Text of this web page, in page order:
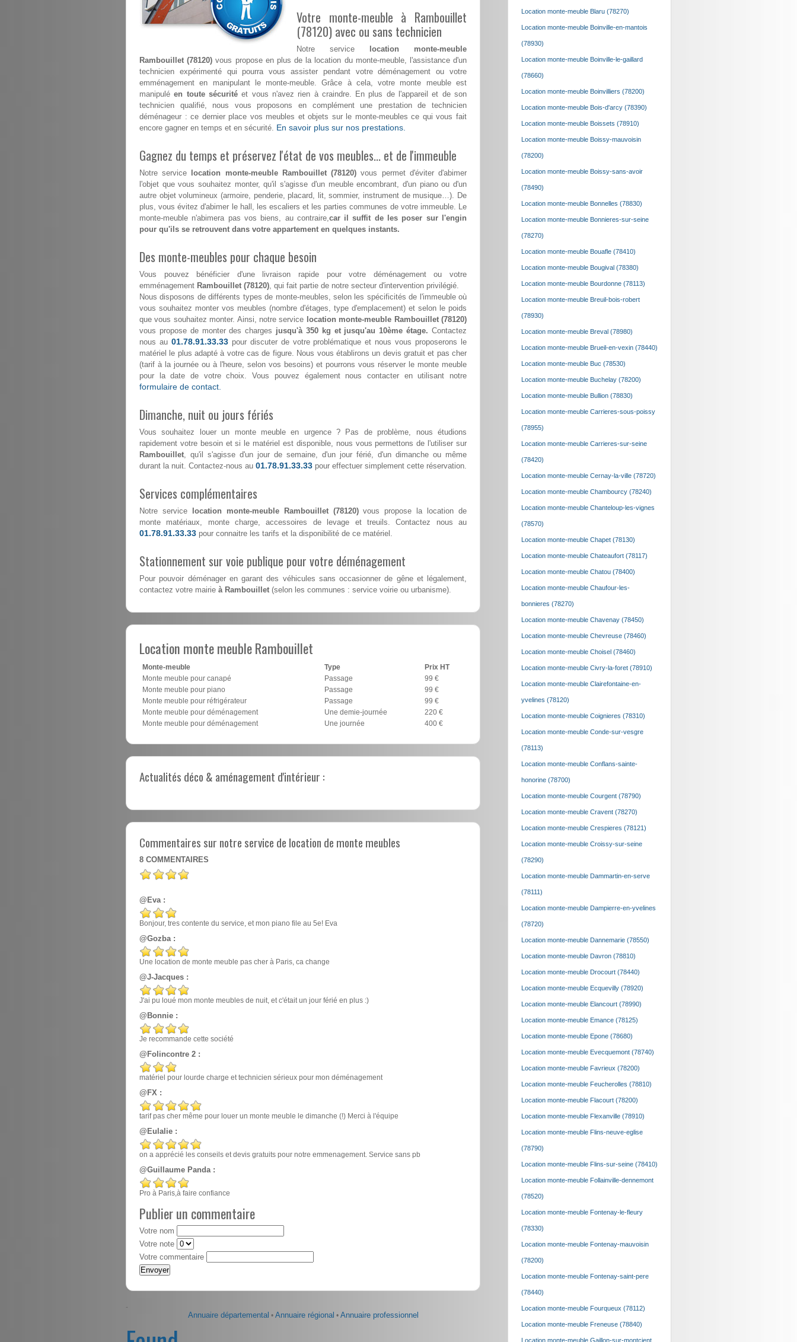
Votre monte-meuble à Rambouillet
(78120) avec ou sans technicien
Notre service
location monte-meuble
Rambouillet (78120) vous propose en plus de la location du monte-meuble, l'assistance d'un
technicien expérimenté qui pourra vous assister pendant votre déménagement ou votre
emménagement en manipulant le monte-meuble. Grâce à cela, votre monte meuble est
manipuléen toute sécuritéet vous n'avez rien à craindre. En plus de l'appareil et de son
technicien qualifié, nous vous proposons en complément une prestation de technicien
déménageur : ce dernier place vos meubles et objets sur le monte-meubles ce qui vous fait
encore gagner en temps et en sécurité. En savoir plus sur nos prestations.
Gagnez du temps et préservez l'état de vos meubles... et de l'immeuble
Notre service location monte-meuble Rambouillet (78120) vous permet d'éviter d'abimer
l'objet que vous souhaitez monter, qu'il s'agisse d'un meuble encombrant, d'un piano ou d'un
autre objet volumineux (armoire, penderie, placard, lit, sommier, instrument de musique…). De
plus, vous évitez d'abimer le hall, les escaliers et les parties communes de votre immeuble. Le
monte-meuble n'abimera pas vos biens, au contraire,car il suffit de les poser sur l'engin
pour qu'ils se retrouvent dans votre appartement en quelques instants.
Des monte-meubles pour chaque besoin
Vous pouvez bénéficier d'une livraison rapide pour votre déménagement ou votre
emménagement Rambouillet (78120), qui fait partie de notre secteur d'intervention privilégié.
Nous disposons de différents types de monte-meubles, selon les spécificités de l'immeuble où
vous souhaitez monter vos meubles (nombre d'étages, type d'emplacement) et selon le poids
que vous souhaitez monter. Ainsi, notre service location monte-meuble Rambouillet (78120)
vous propose de monter des charges jusqu'à 350 kg et jusqu'au 10ème étage. Contactez
nous au 01.78.91.33.33pour discuter de votre problématique et nous vous proposerons le
matériel le plus adapté à votre cas de figure. Nous vous établirons un devis gratuit et pas cher
(tarif à la journée ou à l'heure, selon vos besoins) et pourrons vous réserver le monte meuble
pour la date de votre choix. Vous pouvez également nous contacter en utilisant notre
formulaire de contact.
Dimanche, nuit ou jours fériés
Vous souhaitez louer un monte meuble en urgence ? Pas de problème, nous étudions
rapidement votre besoin et si le matériel est disponible, nous vous permettons de l'utiliser sur
Rambouillet, qu'il s'agisse d'un jour de semaine, d'un jour férié, d'un dimanche ou même
durant la nuit. Contactez-nous au 01.78.91.33.33 pour effectuer simplement cette réservation.
Services complémentaires
Notre service location monte-meuble Rambouillet (78120)vous propose la location de
monte matériaux, monte charge, accessoires de levage et treuils. Contactez nous au
01.78.91.33.33 pour connaitre les tarifs et la disponibilité de ce matériel.
Stationnement sur voie publique pour votre déménagement
Pour pouvoir déménager en garant des véhicules sans occasionner de gêne et légalement,
contactez votre mairie à Rambouillet (selon les communes : service voirie ou urbanisme).
Location monte meuble Rambouillet
Monte-meuble Type
Prix HT
Monte meuble pour canapé
Passage
99 €
Monte meuble pour piano
Passage
99 €
Monte meuble pour réfrigérateur
Passage
99 €
Monte meuble pour déménagement
Une demie-journée
220 €
Monte meuble pour déménagement
Une journée 400 €
Actualités déco & aménagement d'intérieur :
Commentaires sur notre service de location de monte meubles
8 COMMENTAIRES
@Eva :
Bonjour, tres contente du service, et mon piano file au 5e! Eva
@Gozba :
Une location de monte meuble pas cher à Paris, ca change
@J-Jacques :
J'ai pu loué mon monte meubles de nuit, et c'était un jour férié en plus :)
@Bonnie :
Je recommande cette société
@Folincontre 2 :
matériel pour lourde charge et technicien sérieux pour mon déménagement
@FX :
tarif pas cher même pour louer un monte meuble le dimanche (!) Merci à l'équipe
@Eulalie :
on a apprécié les conseils et devis gratuits pour notre emmenagement. Service sans pb
@Guillaume Panda :
Pro à Paris,à faire confiance
Publier un commentaire
Votre nom
Votre note
Votre commentaire
-
Annuaire départemental • Annuaire régional • Annuaire professionnel
Location monte-meuble Blaru (78270)
Location monte-meuble Boinville-en-mantois
(78930)
Location monte-meuble Boinville-le-gaillard
(78660)
Location monte-meuble Boinvilliers (78200)
Location monte-meuble Bois-d'arcy (78390)
Location monte-meuble Boissets (78910)
Location monte-meuble Boissy-mauvoisin
(78200)
Location monte-meuble Boissy-sans-avoir
(78490)
Location monte-meuble Bonnelles (78830)
Location monte-meuble Bonnieres-sur-seine
(78270)
Location monte-meuble Bouafle (78410)
Location monte-meuble Bougival (78380)
Location monte-meuble Bourdonne (78113)
Location monte-meuble Breuil-bois-robert
(78930)
Location monte-meuble Breval (78980)
Location monte-meuble Brueil-en-vexin (78440)
Location monte-meuble Buc (78530)
Location monte-meuble Buchelay (78200)
Location monte-meuble Bullion (78830)
Location monte-meuble Carrieres-sous-poissy
(78955)
Location monte-meuble Carrieres-sur-seine
(78420)
Location monte-meuble Cernay-la-ville (78720)
Location monte-meuble Chambourcy (78240)
Location monte-meuble Chanteloup-les-vignes
(78570)
Location monte-meuble Chapet (78130)
Location monte-meuble Chateaufort (78117)
Location monte-meuble Chatou (78400)
Location monte-meuble Chaufour-les-
bonnieres (78270)
Location monte-meuble Chavenay (78450)
Location monte-meuble Chevreuse (78460)
Location monte-meuble Choisel (78460)
Location monte-meuble Civry-la-foret (78910)
Location monte-meuble Clairefontaine-en-
yvelines (78120)
Location monte-meuble Coignieres (78310)
Location monte-meuble Conde-sur-vesgre
(78113)
Location monte-meuble Conflans-sainte-
honorine (78700)
Location monte-meuble Courgent (78790)
Location monte-meuble Cravent (78270)
Location monte-meuble Crespieres (78121)
Location monte-meuble Croissy-sur-seine
(78290)
Location monte-meuble Dammartin-en-serve
(78111)
Location monte-meuble Dampierre-en-yvelines
(78720)
Location monte-meuble Dannemarie (78550)
Location monte-meuble Davron (78810)
Location monte-meuble Drocourt (78440)
Location monte-meuble Ecquevilly (78920)
Location monte-meuble Elancourt (78990)
Location monte-meuble Emance (78125)
Location monte-meuble Epone (78680)
Location monte-meuble Evecquemont (78740)
Location monte-meuble Favrieux (78200)
Location monte-meuble Feucherolles (78810)
Location monte-meuble Flacourt (78200)
Location monte-meuble Flexanville (78910)
Location monte-meuble Flins-neuve-eglise
(78790)
Location monte-meuble Flins-sur-seine (78410)
Location monte-meuble Follainville-dennemont
(78520)
Location monte-meuble Fontenay-le-fleury
(78330)
Location monte-meuble Fontenay-mauvoisin
(78200)
Location monte-meuble Fontenay-saint-pere
(78440)
Location monte-meuble Fourqueux (78112)
Location monte-meuble Freneuse (78840)
Location monte-meuble Gaillon-sur-montcient